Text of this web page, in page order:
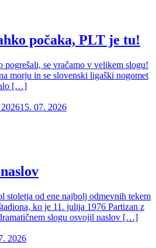
počaka, PLT je tu!
pogrešali, se vračamo v velikem slogu!
morju in se slovenski ligaški nogomet
[…]
15. 07. 2026
stoletja od ene najbolj odmevnih tekem
ko je 11. julija 1976 Partizan z
slogu osvojil naslov […]
2026